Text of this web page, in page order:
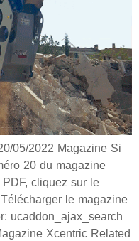
05/2022 Magazine Si
20 du magazine
cliquez sur le
le magazine
ucaddon_ajax_search
Xcentric Related